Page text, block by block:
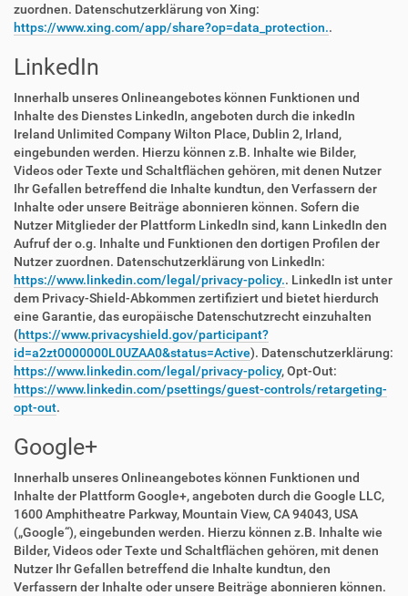
zuordnen. Datenschutzerklärung von Xing:
https://www.xing.com/app/share?op=data_protection..
LinkedIn
Innerhalb unseres Onlineangebotes können Funktionen und
Inhalte des Dienstes LinkedIn, angeboten durch die inkedIn
Ireland Unlimited Company Wilton Place, Dublin 2, Irland,
eingebunden werden. Hierzu können z.B. Inhalte wie Bilder,
Videos oder Texte und Schaltflächen gehören, mit denen Nutzer
Ihr Gefallen betreffend die Inhalte kundtun, den Verfassern der
Inhalte oder unsere Beiträge abonnieren können. Sofern die
Nutzer Mitglieder der Plattform LinkedIn sind, kann LinkedIn den
Aufruf der o.g. Inhalte und Funktionen den dortigen Profilen der
Nutzer zuordnen. Datenschutzerklärung von LinkedIn:
https://www.linkedin.com/legal/privacy-policy.. LinkedIn ist unter
dem Privacy-Shield-Abkommen zertifiziert und bietet hierdurch
eine Garantie, das europäische Datenschutzrecht einzuhalten
(https://www.privacyshield.gov/participant?
id=a2zt0000000L0UZAA0&status=Active). Datenschutzerklärung:
https://www.linkedin.com/legal/privacy-policy, Opt-Out:
https://www.linkedin.com/psettings/guest-controls/retargeting-
opt-out.
Google+
Innerhalb unseres Onlineangebotes können Funktionen und
Inhalte der Plattform Google+, angeboten durch die Google LLC,
1600 Amphitheatre Parkway, Mountain View, CA 94043, USA
(„Google“), eingebunden werden. Hierzu können z.B. Inhalte wie
Bilder, Videos oder Texte und Schaltflächen gehören, mit denen
Nutzer Ihr Gefallen betreffend die Inhalte kundtun, den
Verfassern der Inhalte oder unsere Beiträge abonnieren können.